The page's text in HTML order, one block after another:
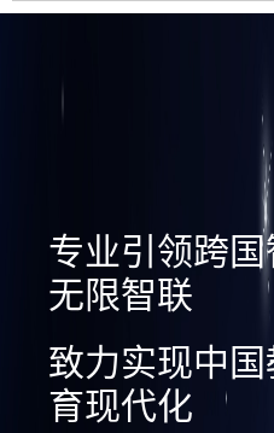
专业引领跨
无限智联
致力实现中
育现代化